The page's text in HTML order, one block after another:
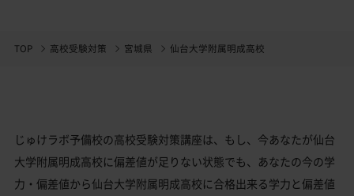
TOP 高校受験対策 宮城県 仙台大学附属明成高校
じゅけラボ予備校の高校受験対策講座は、もし、今あなたが仙台
大学附属明成高校に偏差値が足りない状態でも、あなたの今の学
力・偏差値から仙台大学附属明成高校に合格出来る学力と偏差値